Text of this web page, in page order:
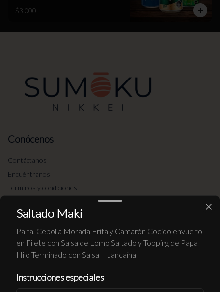
$3.000
Conócenos
Contáctanos
Encuéntranos
Términos y condiciones
Instagram
Facebook
Mi cuenta
Saltado Maki
Palta, Cebolla Morada Frita y Camarón Cocido envuelto
en Filete con Salsa de Lomo Saltado y Topping de Papa
Hilo Terminado con Salsa Huancaína
Instrucciones especiales